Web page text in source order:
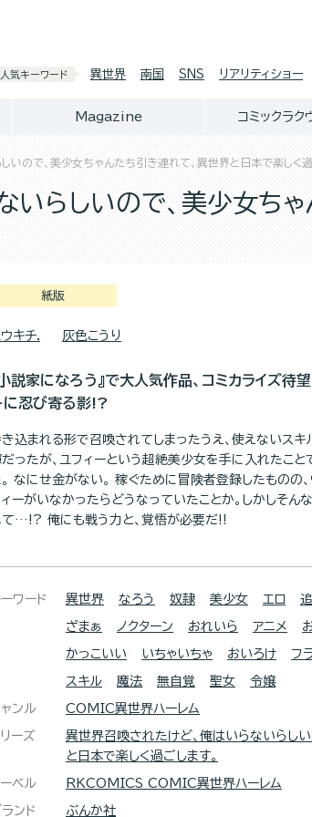
人気キーワード 異世界 南国 SNS リアリティショー
Magazine コミックラク
いので、美少女ちゃんたち引き連れて、異世界と日本で楽しく
らしいので、美少女ち
紙版
キチ. 灰色こうり
小説家になろう』で大人気作品、コミカライズ
忍び寄る影!?
込まれる形で召喚されてしまったうえ、使えないス
ったが、ユフィーという超絶美少女を手に入れたこ
なにせ金がない。 稼ぐために冒険者登録したものの
ーがいなかったらどうなっていたことか。しかしそん
て…!? 俺にも戦う力と、覚悟が必要だ!!
ワード 異世界 なろう 奴隷 美少女 エロ
ざまぁ ノクターン おれいら アニメ
かっこいい いちゃいちゃ おいろけ フ
スキル 魔法 無自覚 聖女 令嬢
ンル COMIC異世界ハーレム
ーズ
異世界召喚されたけど、俺はいらないらし
と日本で楽しく過ごします。
ベル RKCOMICS COMIC異世界ハーレム
ンド ぶんか社